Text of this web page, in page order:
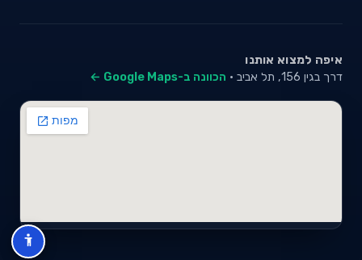
איפה למצוא אותנו
דרך בגין 156, תל אביב · הכוונה ב-Google Maps ←